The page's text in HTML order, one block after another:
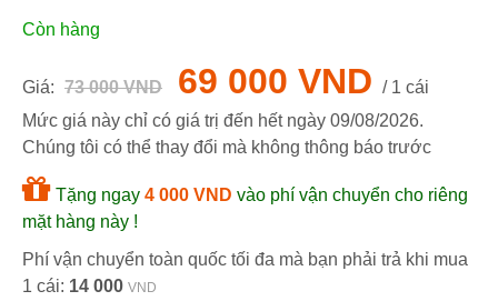
Còn hàng
Giá: 73 000 VND 69 000 VND / 1 cái
Mức giá này chỉ có giá trị đến hết ngày 09/08/2026.
Chúng tôi có thể thay đổi mà không thông báo trước
Tặng ngay 4 000 VND vào phí vận chuyển cho riêng
mặt hàng này !
Phí vận chuyển toàn quốc tối đa mà bạn phải trả khi mua
1 cái: 14 000 VND